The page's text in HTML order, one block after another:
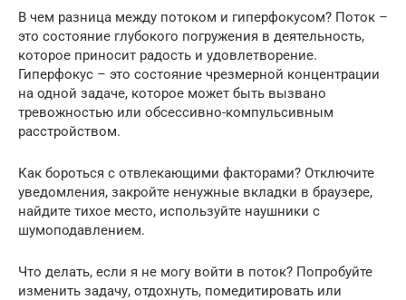
В чем разница между потоком и гиперфокусом? Поток –
это состояние глубокого погружения в деятельность,
которое приносит радость и удовлетворение.
Гиперфокус – это состояние чрезмерной концентрации
на одной задаче, которое может быть вызвано
тревожностью или обсессивно-компульсивным
расстройством.
Как бороться с отвлекающими факторами? Отключите
уведомления, закройте ненужные вкладки в браузере,
найдите тихое место, используйте наушники с
шумоподавлением.
Что делать, если я не могу войти в поток? Попробуйте
изменить задачу, отдохнуть, помедитировать или